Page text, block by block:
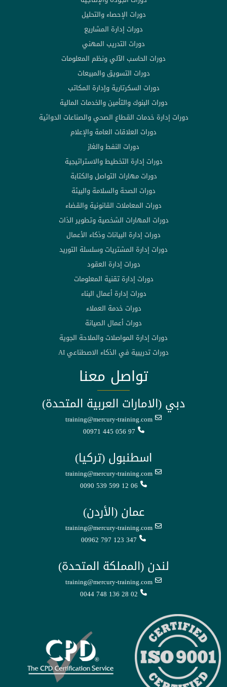
دورات الإحصاء والتحليل
دورات إدارة المشاريع
دورات التدريب المهني
دورات الحاسب الآلي ونظم المعلومات
دورات التسويق والمبيعات
دورات السكرتارية وإدارة المكاتب
دورات البنوك والتأمين والخدمات المالية
دورات إدارة خدمات القطاع الصحي والصناعات الدوائية
دورات العلاقات العامة والإعلام
دورات النفط والغاز
دورات إدارة التخطيط والاستراتيجية
دورات مهارات التواصل والكتابة
دورات الصحة والسلامة والبيئة
دورات المعاملات القانونية والقضاء
دورات المهارات الشخصية وتطوير الذات
دورات إدارة البيانات وذكاء الأعمال
دورات إدارة المشتريات وسلسلة التوريد
دورات إدارة العقود
دورات إدارة تقنية المعلومات
دورات إدارة أعمال البناء
دورات خدمة العملاء
دورات أعمال الصيانة
دورات إدارة المواصلات والملاحة الجوية
دورات تدريبية في الذكاء الاصطناعي AI
تواصل معنا
دبي (الامارات العربية المتحدة)
training@mercury-training.com
00971 445 056 97
اسطنبول (تركيا)
training@mercury-training.com
0090 539 599 12 06
عمان (الأردن)
training@mercury-training.com
00962 797 123 347
لندن (المملكة المتحدة)
training@mercury-training.com
0044 748 136 28 02